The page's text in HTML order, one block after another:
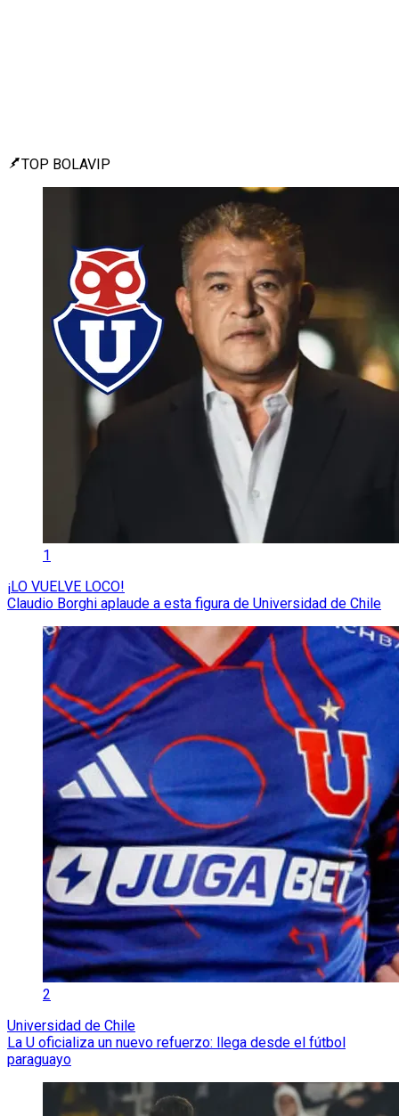
TOP BOLAVIP
1
¡LO VUELVE LOCO!
Claudio Borghi aplaude a esta figura de Universidad de Chile
2
Universidad de Chile
La U oficializa un nuevo refuerzo: llega desde el fútbol
paraguayo